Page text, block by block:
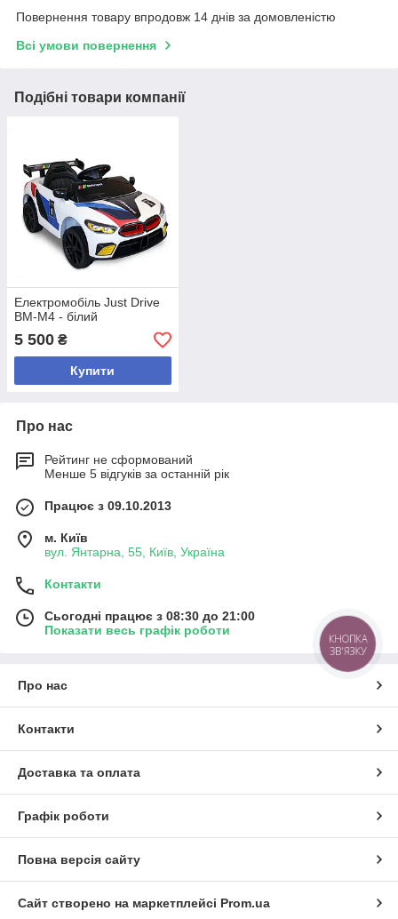
Повернення товару впродовж 14 днів за домовленістю
Всі умови повернення
Подібні товари компанії
Електромобіль Just Drive
BM-M4 - білий
5 500 ₴
Купити
Про нас
Рейтинг не сформований
Менше 5 відгуків за останній рік
Працює з 09.10.2013
м. Київ
вул. Янтарна, 55, Київ, Україна
Контакти
Сьогодні працює з 08:30 до 21:00
Показати весь графік роботи
Про нас
Контакти
Доставка та оплата
Графік роботи
Повна версія сайту
Сайт створено на маркетплейсі Prom.ua
КНОПКА
ЗВ'ЯЗКУ